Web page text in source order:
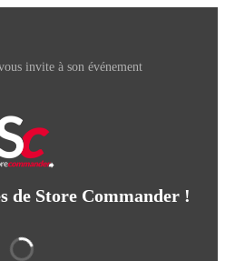
invite à son événement
de Store Commander !